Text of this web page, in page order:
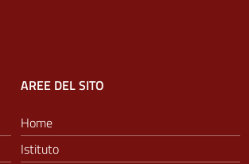
AREE DEL SITO
Home
Istituto